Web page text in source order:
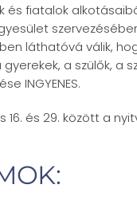
és fiatalok
láthatóvá válik,
a szülők, a
INGYENES.
16. és 29. között a